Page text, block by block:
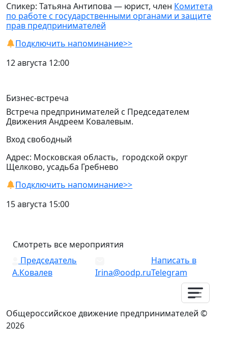
Спикер: Татьяна Антипова — юрист, член Комитета
по работе с государственными органами и защите
прав предпринимателей
Подключить напоминание>>
12 августа 12:00
Бизнес-встреча
Встреча предпринимателей с Председателем
Движения Андреем Ковалевым.
Вход свободный
Адрес: Московская область, городской округ
Щелково, усадьба Гребнево
Подключить напоминание>>
15 августа 15:00
Смотреть все мероприятия
Председатель
А.Ковалев
Irina@oodp.ru
Написать в
Telegram
Общероссийское движение предпринимателей ©
2026